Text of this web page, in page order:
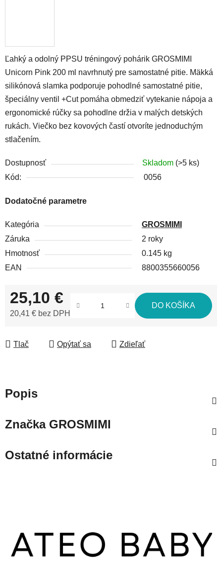
Ľahký a odolný PPSU tréningový pohárik GROSMIMI
Unicorn Pink 200 ml navrhnutý pre samostatné pitie. Mäkká
silikónová slamka podporuje pohodlné samostatné pitie,
špeciálny ventil +Cut pomáha obmedziť vytekanie nápoja a
ergonomické rúčky sa pohodlne držia v malých detských
rukách. Viečko bez kovových častí otvoríte jednoduchým
stlačením.
Dostupnosť Skladom (>5 ks)
Kód:
0056
Dodatočné parametre
Kategória
GROSMIMI
Záruka
2 roky
Hmotnosť
0.145 kg
EAN
8800355660056
25,10 €
20,41 € bez DPH
DO KOŠÍKA
Tlač Opýtať sa Zdieľať
Popis
ZnačkaGROSMIMI
Ostatné informácie